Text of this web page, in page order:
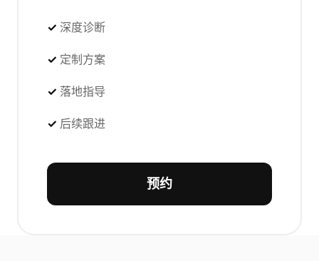
深度诊断
定制方案
落地指导
后续跟进
预约